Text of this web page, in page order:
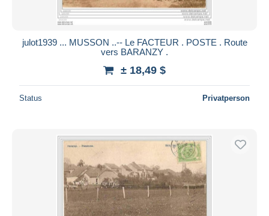
julot1939 ... MUSSON ..-- Le FACTEUR . POSTE . Route
vers BARANZY .
± 18,49 $
Status Privatperson